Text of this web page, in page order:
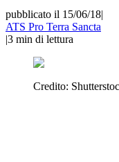
pubblicato il 15/06/18|
ATS Pro Terra Sancta
|3 min di lettura
Credito: